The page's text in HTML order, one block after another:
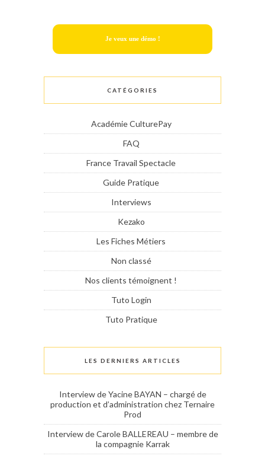
Je veux une démo !
CATÉGORIES
Académie CulturePay
FAQ
France Travail Spectacle
Guide Pratique
Interviews
Kezako
Les Fiches Métiers
Non classé
Nos clients témoignent !
Tuto Login
Tuto Pratique
LES DERNIERS ARTICLES
Interview de Yacine BAYAN – chargé de
production et d’administration chez Ternaire
Prod
Interview de Carole BALLEREAU – membre de
la compagnie Karrak